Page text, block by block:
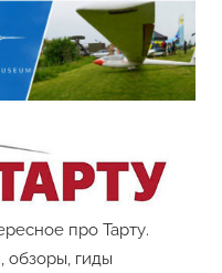
про Тарту.
обзоры, гиды